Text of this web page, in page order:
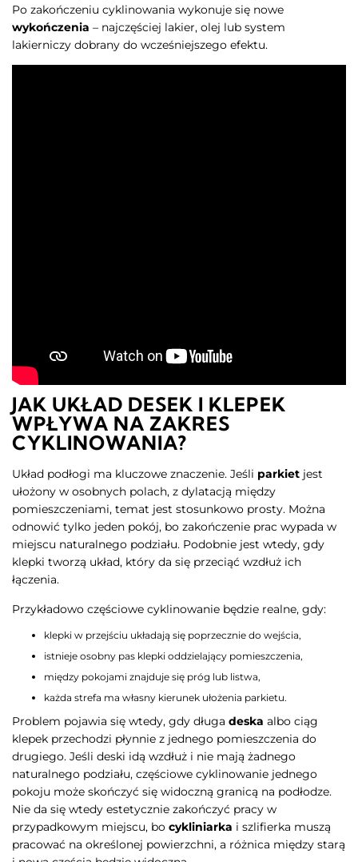
Po zakończeniu cyklinowania wykonuje się nowe
wykończenia – najczęściej lakier, olej lub system
lakierniczy dobrany do wcześniejszego efektu.
JAK UKŁAD DESEK I KLEPEK
WPŁYWA NA ZAKRES
CYKLINOWANIA?
Układ podłogi ma kluczowe znaczenie. Jeśli parkiet jest
ułożony w osobnych polach, z dylatacją między
pomieszczeniami, temat jest stosunkowo prosty. Można
odnowić tylko jeden pokój, bo zakończenie prac wypada w
miejscu naturalnego podziału. Podobnie jest wtedy, gdy
klepki tworzą układ, który da się przeciąć wzdłuż ich
łączenia.
Przykładowo częściowe cyklinowanie będzie realne, gdy:
klepki w przejściu układają się poprzecznie do wejścia,
istnieje osobny pas klepki oddzielający pomieszczenia,
między pokojami znajduje się próg lub listwa,
każda strefa ma własny kierunek ułożenia parkietu.
Problem pojawia się wtedy, gdy długa deska albo ciąg
klepek przechodzi płynnie z jednego pomieszczenia do
drugiego. Jeśli deski idą wzdłuż i nie mają żadnego
naturalnego podziału, częściowe cyklinowanie jednego
pokoju może skończyć się widoczną granicą na podłodze.
Nie da się wtedy estetycznie zakończyć pracy w
przypadkowym miejscu, bo cykliniarka i szlifierka muszą
pracować na określonej powierzchni, a różnica między starą